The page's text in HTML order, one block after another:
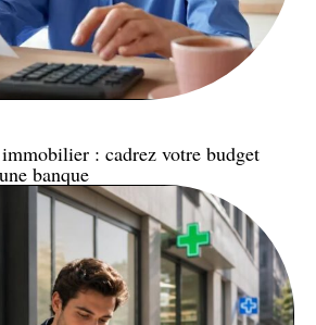
: cadrez votre budget
banque